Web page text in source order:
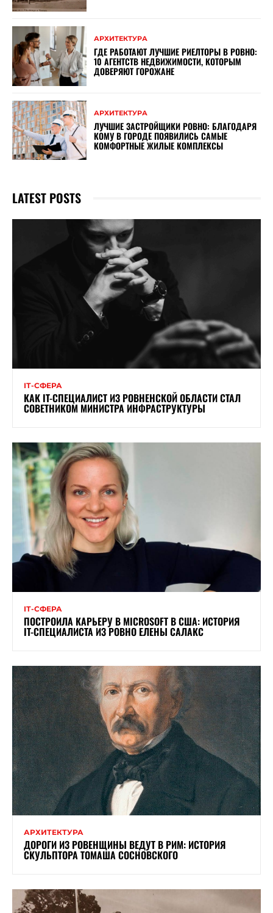
АРХИТЕКТУРА
ГДЕ РАБОТАЮТ ЛУЧШИЕ РИЕЛТОРЫ В РОВНО:
10 АГЕНТСТВ НЕДВИЖИМОСТИ, КОТОРЫМ
ДОВЕРЯЮТ ГОРОЖАНЕ
АРХИТЕКТУРА
ЛУЧШИЕ ЗАСТРОЙЩИКИ РОВНО: БЛАГОДАРЯ
КОМУ В ГОРОДЕ ПОЯВИЛИСЬ САМЫЕ
КОМФОРТНЫЕ ЖИЛЫЕ КОМПЛЕКСЫ
LATEST POSTS
ІТ-СФЕРА
КАК IT-СПЕЦИАЛИСТ ИЗ РОВНЕНСКОЙ ОБЛАСТИ СТАЛ
СОВЕТНИКОМ МИНИСТРА ИНФРАСТРУКТУРЫ
ІТ-СФЕРА
ПОСТРОИЛА КАРЬЕРУ В MICROSOFT В США: ИСТОРИЯ
IT-СПЕЦИАЛИСТА ИЗ РОВНО ЕЛЕНЫ САЛАКС
АРХИТЕКТУРА
ДОРОГИ ИЗ РОВЕНЩИНЫ ВЕДУТ В РИМ: ИСТОРИЯ
СКУЛЬПТОРА ТОМАША СОСНОВСКОГО